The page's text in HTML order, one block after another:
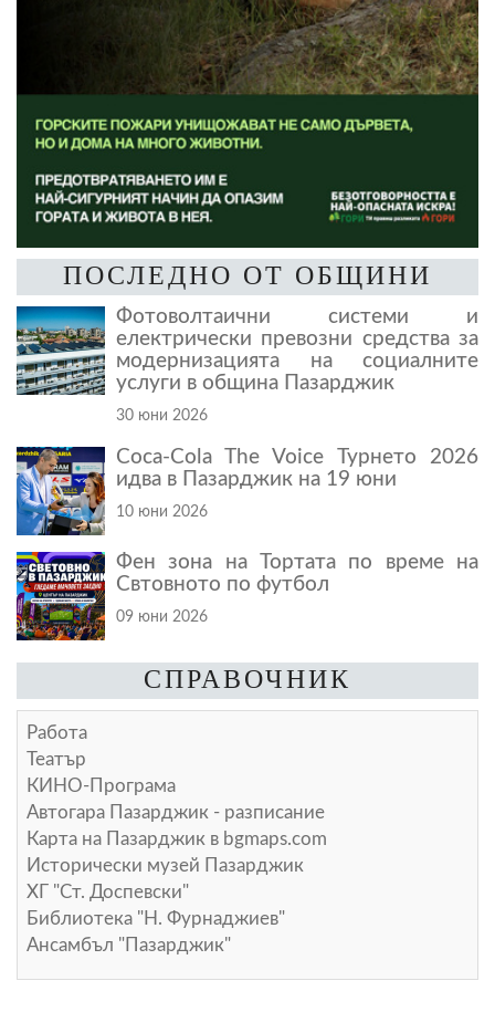
ПОСЛЕДНО ОТ ОБЩИНИ
Фотоволтаични системи и
електрически превозни средства за
модернизацията на социалните
услуги в община Пазарджик
30 юни 2026
Coca-Cola The Voice Турнето 2026
идва в Пазарджик на 19 юни
10 юни 2026
Фен зона на Тортата по време на
Свтовното по футбол
09 юни 2026
СПРАВОЧНИК
Работа
Театър
КИНО-Програма
Автогара Пазарджик - разписание
Карта на Пазарджик в bgmaps.com
Исторически музей Пазарджик
ХГ "Ст. Доспевски"
Библиотека "Н. Фурнаджиев"
Ансамбъл "Пазарджик"